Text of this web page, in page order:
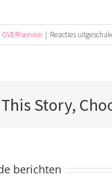
OVER!service | Reacties
Story,
berichten